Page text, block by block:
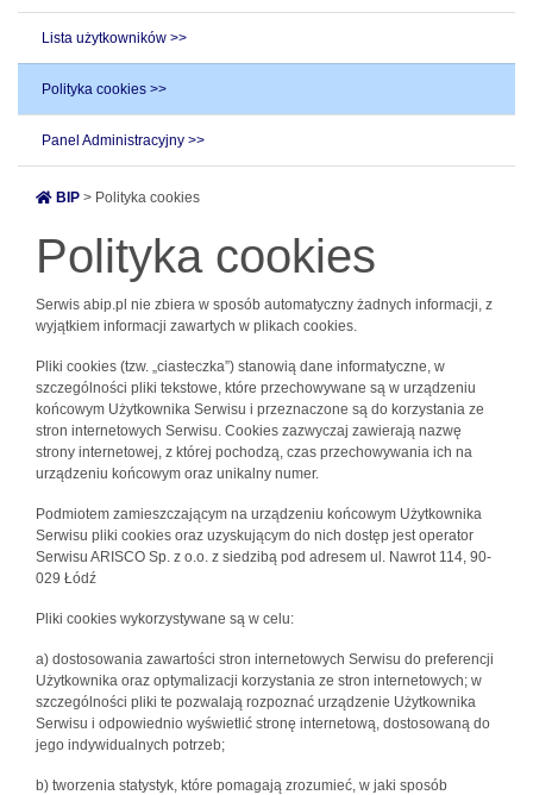
Lista użytkowników >>
Polityka cookies >>
Panel Administracyjny >>
BIP > Polityka cookies
Polityka cookies
Serwis abip.pl nie zbiera w sposób automatyczny żadnych informacji, z
wyjątkiem informacji zawartych w plikach cookies.
Pliki cookies (tzw. „ciasteczka”) stanowią dane informatyczne, w
szczególności pliki tekstowe, które przechowywane są w urządzeniu
końcowym Użytkownika Serwisu i przeznaczone są do korzystania ze
stron internetowych Serwisu. Cookies zazwyczaj zawierają nazwę
strony internetowej, z której pochodzą, czas przechowywania ich na
urządzeniu końcowym oraz unikalny numer.
Podmiotem zamieszczającym na urządzeniu końcowym Użytkownika
Serwisu pliki cookies oraz uzyskującym do nich dostęp jest operator
Serwisu ARISCO Sp. z o.o. z siedzibą pod adresem ul. Nawrot 114, 90-
029 Łódź
Pliki cookies wykorzystywane są w celu:
a) dostosowania zawartości stron internetowych Serwisu do preferencji
Użytkownika oraz optymalizacji korzystania ze stron internetowych; w
szczególności pliki te pozwalają rozpoznać urządzenie Użytkownika
Serwisu i odpowiednio wyświetlić stronę internetową, dostosowaną do
jego indywidualnych potrzeb;
b) tworzenia statystyk, które pomagają zrozumieć, w jaki sposób